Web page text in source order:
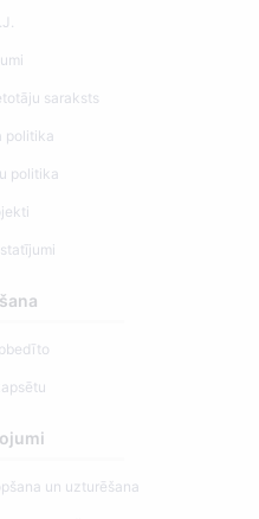
saraksts
politika
politika
un uzturēšana